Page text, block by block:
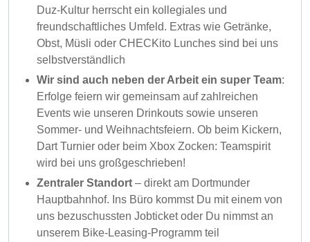
Duz-Kultur herrscht ein kollegiales und
freundschaftliches Umfeld. Extras wie Getränke,
Obst, Müsli oder CHECKito Lunches sind bei uns
selbstverständlich
Wir sind auch neben der Arbeit ein super Team:
Erfolge feiern wir gemeinsam auf zahlreichen
Events wie unseren Drinkouts sowie unseren
Sommer- und Weihnachtsfeiern. Ob beim Kickern,
Dart Turnier oder beim Xbox Zocken: Teamspirit
wird bei uns großgeschrieben!
Zentraler Standort – direkt am Dortmunder
Hauptbahnhof. Ins Büro kommst Du mit einem von
uns bezuschussten Jobticket oder Du nimmst an
unserem Bike-Leasing-Programm teil